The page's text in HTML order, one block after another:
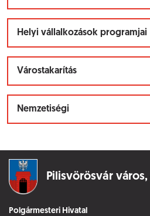
Helyi vállalkozások programjai
Várostakarítás
Nemzetiségi
Pilisvörösvár város,
Polgármesteri Hivatal